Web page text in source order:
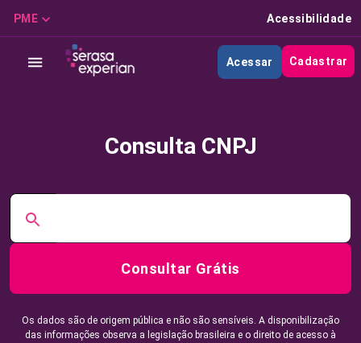
PME Acessibilidade
Acessar Cadastrar
Consulta CNPJ
Consultar Grátis
Os dados são de origem pública e não são sensíveis. A disponibilização
das informações observa a legislação brasileira e o direito de acesso à